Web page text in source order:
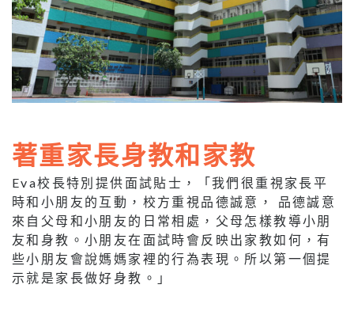
著重家長身教和家教
Eva校長特別提供面試貼士，「我們很重視家長平
時和小朋友的互動，校方重視品德誠意， 品德誠意
來自父母和小朋友的日常相處，父母怎樣教導小朋
友和身教。小朋友在面試時會反映出家教如何，有
些小朋友會說媽媽家裡的行為表現。所以第一個提
示就是家長做好身教。」